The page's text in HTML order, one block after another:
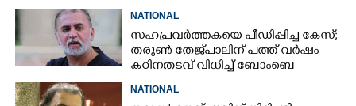
NATIONAL
സഹപ്രവർത്തകയെ പീഡിപ്പിച്ച കേസ്;
തരുൺ തേജ്‌പാലിന് പത്ത് വർഷം
കഠിനതടവ് വിധിച്ച് ബോംബെ
NATIONAL